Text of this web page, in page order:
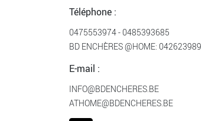
Téléphone :
0475553974- 0485393685
BD ENCHÈRES @HOME: 042623989
E-mail :
INFO@BDENCHERES.BE
ATHOME@BDENCHERES.BE